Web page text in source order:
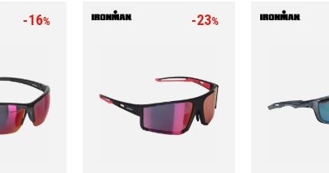
-16% -23%